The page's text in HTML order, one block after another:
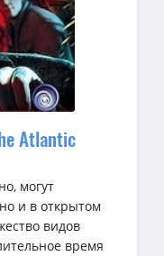
Atlantic
могут
и в открытом
видов
время